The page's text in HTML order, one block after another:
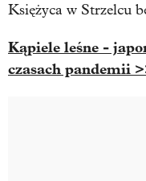
Księżyca w Strzelcu
Kąpiele leśne -
czasach pandemii